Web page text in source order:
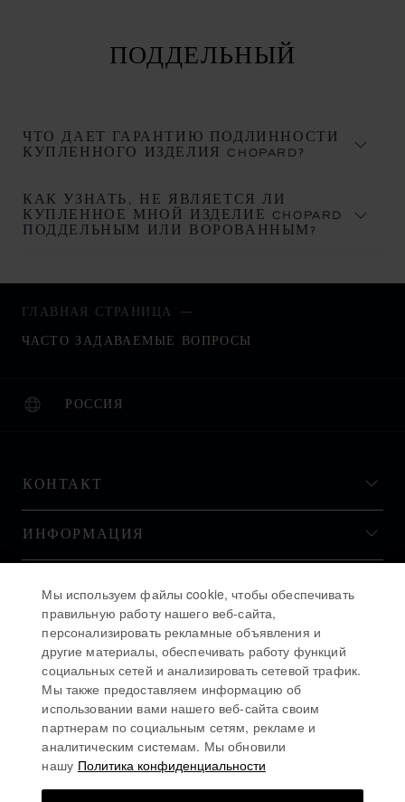
ПОДДЕЛЬНЫЙ
ЧТО ДАЕТ ГАРАНТИЮ ПОДЛИННОСТИ
КУПЛЕННОГО ИЗДЕЛИЯ CHOPARD?
КАК УЗНАТЬ, НЕ ЯВЛЯЕТСЯ ЛИ
КУПЛЕННОЕ МНОЙ ИЗДЕЛИЕ CHOPARD
ПОДДЕЛЬНЫМ ИЛИ ВОРОВАННЫМ?
ГЛАВНАЯ СТРАНИЦА
ЧАСТО ЗАДАВАЕМЫЕ ВОПРОСЫ
РОССИЯ
ЛОКАЛИЗАЦИЯ (ИЗМЕНИТЬ СТРАНУ)
ИЗМЕНИТЬ СТРАНУ
КОНТАКТ
ИНФОРМАЦИЯ
ОСТАВАЙТЕСЬ В КУРСЕ
Мы используем файлы cookie, чтобы обеспечивать
правильную работу нашего веб-сайта,
персонализировать рекламные объявления и
другие материалы, обеспечивать работу функций
социальных сетей и анализировать сетевой трафик.
Мы также предоставляем информацию об
использовании вами нашего веб-сайта своим
партнерам по социальным сетям, рекламе и
аналитическим системам. Мы обновили
нашу Политика конфиденциальности